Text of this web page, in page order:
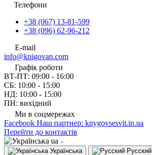
Телефони
+38 (067) 13-81-599
+38 (096) 62-96-212
E-mail
info@knigovan.com
Графік роботи
ВТ-ПТ: 09:00 - 16:00
СБ: 10:00 - 15:00
НД: 10:00 - 15:00
ПН: вихідний
Ми в соцмережах
Facebook Наш партнер: knygovsesvit.in.ua
Перейти до контактів
ua
Українська Русский